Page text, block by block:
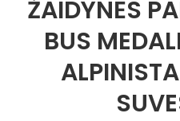
ŽAIDYNĖS
BUS